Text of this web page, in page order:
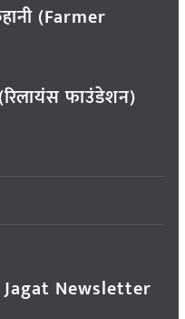
(Farmer
फाउंडेशन)
Newsletter